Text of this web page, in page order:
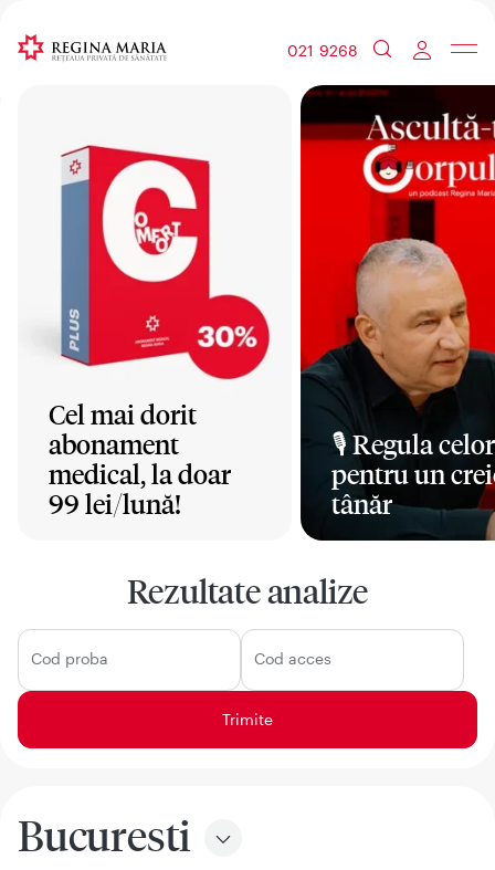
021 9268
Cel mai dorit
abonament
medical, la doar
99 lei/lună!
🎙️ Regula
pentru un
tânăr
Rezultate analize
Cod proba Cod acces
Bucuresti